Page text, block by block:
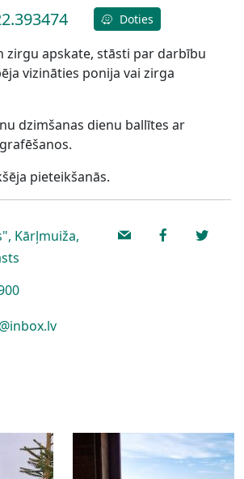
Doties
zirgu apskate, stāsti par darbību
vizināties ponija vai zirga
dzimšanas dienu ballītes ar
pieteikšanās.
Kārļmuiža,